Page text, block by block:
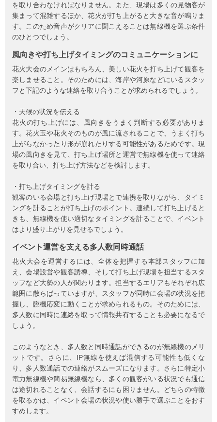
を取り合わなければなりません。また、現場は多くの見物客が
集まって混雑するほか、花火が打ち上がると大きな音が鳴りま
す。このため音声がクリアに聞こえることは無線機を選ぶ条件
のひとつでしょう。
風向きや打ち上げタイミングのコミュニケーションに
花火大会のメインはもちろん、美しい花火を打ち上げて観客を
楽しませること。そのためには、海岸や河原などにいるスタッ
フと下記のような連絡を取り合うことが求められるでしょう。
・天候の状況を伝える
花火の打ち上げには、風向きをうまく判断する必要がありま
す。花火玉や花火そのものが風に流されることで、うまく打ち
上がらなかったり形が崩れたりする可能性があるためです。現
場の風向きを見て、打ち上げ場所と運営で無線機を使って連絡
を取り合い、打ち上げ方法などを検討します。
・打ち上げタイミングを計る
観客のいる会場と打ち上げ現場とで連携を取りながら、タイミ
ングを計ることが打ち上げのポイント。連続して打ち上げると
きも、無線機を使い適切なタイミングを計ることで、イベント
はより盛り上がりを見せるでしょう。
イベント運営を支える多人数同時通話
花火大会を運営するには、全体を把握する本部スタッフに加
え、会場設営や観客誘導、そして打ち上げ現場を担当するスタ
ッフなど大勢の人が関わります。担当するエリアもそれぞれ広
範囲に散らばっていますが、スタッフが同時に会場の状況を把
握し、臨機応変に動くことが求められるもの。そのためには、
多人数に同時に連絡を取って情報共有することも必要になるで
しょう。
このようなとき、多人数と同時通話ができるのが無線機のメリ
ットです。さらに、IP無線を使えば混信する可能性も低くな
り、多人数通話での連絡がスムーズになります。さらに特定小
電力無線機や簡易無線機なら、多くの観客がいる状況でも通信
は途切れることなく、会話するにも困りません。どちらの特徴
を取るかは、イベント会場の状況や使い勝手で選ぶことをおす
すめします。